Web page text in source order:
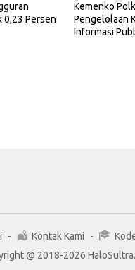
0,23 Persen
Kemenko
Pengelolaan
Informasi
Kontak Kami
@ 2018-2026